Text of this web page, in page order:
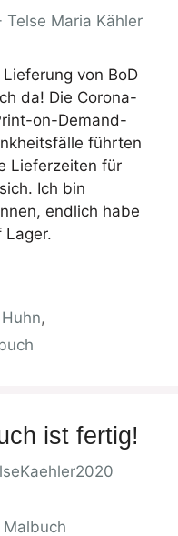
von BoD
da! Die Corona-
on-Demand-
führten
Lieferzeiten für
Ich bin
endlich habe
Lager.
Huhn,
ist fertig!